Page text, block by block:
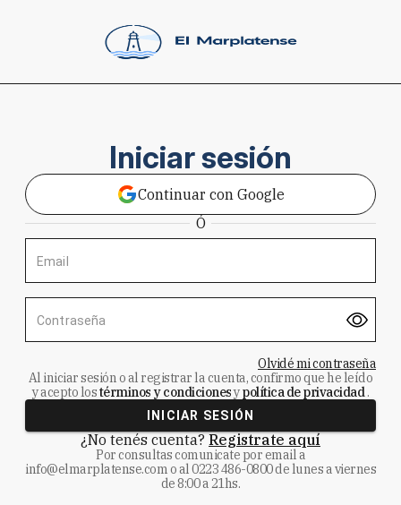
Iniciar sesión
Continuar con Google
Ó
Email
Contraseña
Olvidé mi contraseña
Al iniciar sesión o al registrar la cuenta, confirmo que he leído
y acepto lostérminos y condicionesypolítica de privacidad.
INICIAR SESIÓN
¿No tenés cuenta? Registrate aquí
Por consultas comunicate por email a
info@elmarplatense.como al0223 486-0800de lunes a viernes
de 8:00 a 21hs.